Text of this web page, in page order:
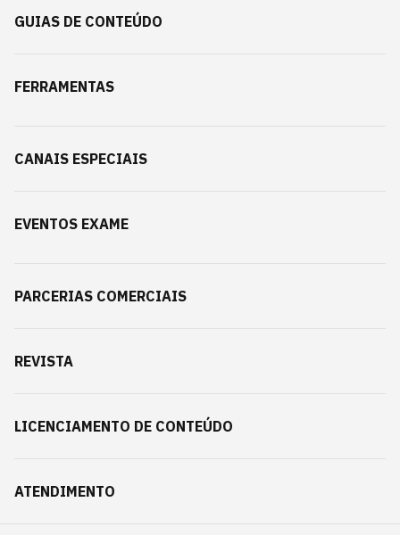
GUIAS DE CONTEÚDO
FERRAMENTAS
CANAIS ESPECIAIS
EVENTOS EXAME
PARCERIAS COMERCIAIS
REVISTA
LICENCIAMENTO DE CONTEÚDO
ATENDIMENTO